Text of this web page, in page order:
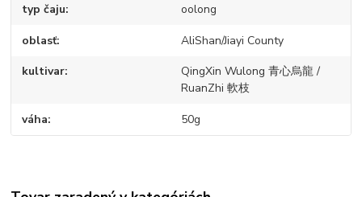
typ čaju oolong
oblasť AliShan/Jiayi County
kultivar
QingXin Wulong 青心烏龍 /
RuanZhi 軟枝
váha 50g